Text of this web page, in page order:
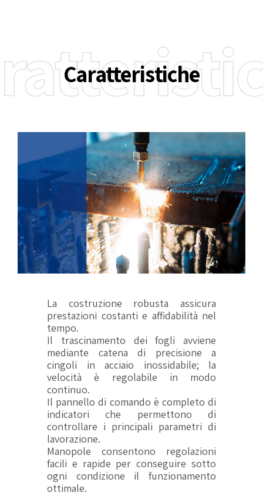
Caratteristiche
La costruzione robusta assicura
prestazioni costanti e affidabilità nel
tempo.
Il trascinamento dei fogli avviene
mediante catena di precisione a
cingoli in acciaio inossidabile; la
velocità è regolabile in modo
continuo.
Il pannello di comando è completo di
indicatori che permettono di
controllare i principali parametri di
lavorazione.
Manopole consentono regolazioni
facili e rapide per conseguire sotto
ogni condizione il funzionamento
ottimale.